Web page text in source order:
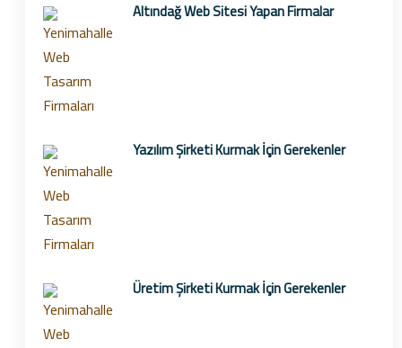
Altındağ Web Sitesi Yapan Firmalar
Yazılım Şirketi Kurmak İçin Gerekenler
Üretim Şirketi Kurmak İçin Gerekenler